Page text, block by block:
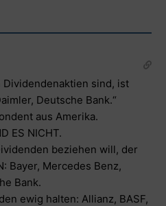
Dividendenaktien sind, ist
Deutsche Bank.“
aus Amerika.
ES NICHT.
beziehen will, der
Bayer, Mercedes Benz,
Bank.
ewig halten: Allianz, BASF,